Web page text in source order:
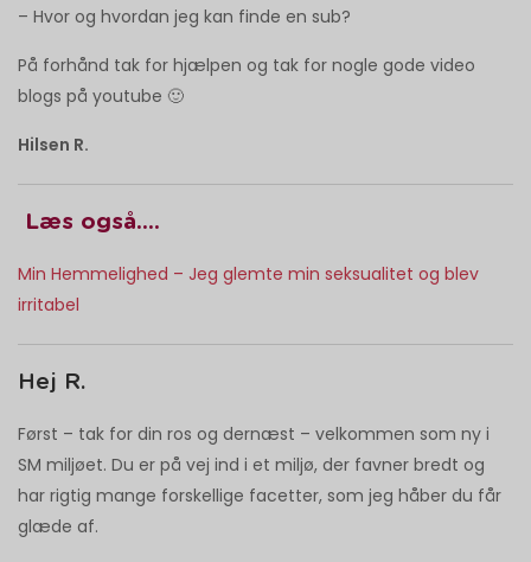
– Hvor og hvordan jeg kan finde en sub?
På forhånd tak for hjælpen og tak for nogle gode video
blogs på youtube 🙂
Hilsen R.
Læs også….
Min Hemmelighed – Jeg glemte min seksualitet og blev
irritabel
Hej R.
Først – tak for din ros og dernæst – velkommen som ny i
SM miljøet. Du er på vej ind i et miljø, der favner bredt og
har rigtig mange forskellige facetter, som jeg håber du får
glæde af.